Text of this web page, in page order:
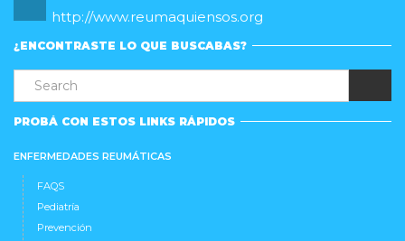
http://www.reumaquiensos.org
¿ENCONTRASTE LO QUE BUSCABAS?
PROBÁ CON ESTOS LINKS RÁPIDOS
ENFERMEDADES REUMÁTICAS
FAQS
Pediatría
Prevención